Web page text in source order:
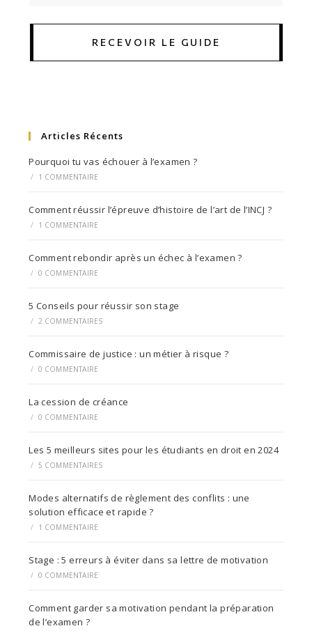
RECEVOIR LE GUIDE
Articles Récents
Pourquoi tu vas échouer à l’examen ?
/ 1 COMMENTAIRE
Comment réussir l’épreuve d’histoire de l’art de l’INCJ ?
/ 1 COMMENTAIRE
Comment rebondir après un échec à l’examen ?
/ 0 COMMENTAIRE
5 Conseils pour réussir son stage
/ 2 COMMENTAIRES
Commissaire de justice : un métier à risque ?
/ 0 COMMENTAIRE
La cession de créance
/ 0 COMMENTAIRE
Les 5 meilleurs sites pour les étudiants en droit en 2024
/ 5 COMMENTAIRES
Modes alternatifs de règlement des conflits : une
solution efficace et rapide ?
/ 1 COMMENTAIRE
Stage : 5 erreurs à éviter dans sa lettre de motivation
/ 0 COMMENTAIRE
Comment garder sa motivation pendant la préparation
de l’examen ?